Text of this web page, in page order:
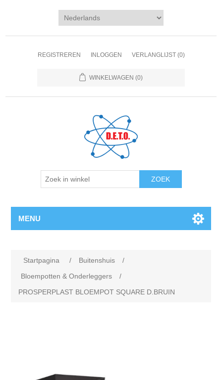
REGISTREREN INLOGGEN VERLANGLIJST (0)
WINKELWAGEN (0)
ZOEK
MENU
Startpagina / Buitenshuis
/
Bloempotten & Onderleggers
/
PROSPERPLAST BLOEMPOT SQUARE D.BRUIN